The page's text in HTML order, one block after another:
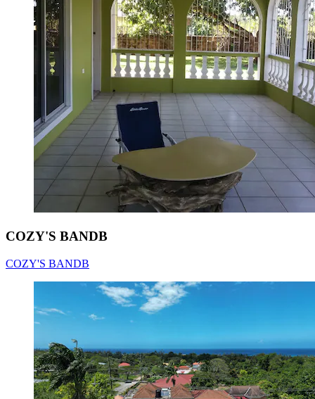
COZY'S BANDB
COZY'S BANDB